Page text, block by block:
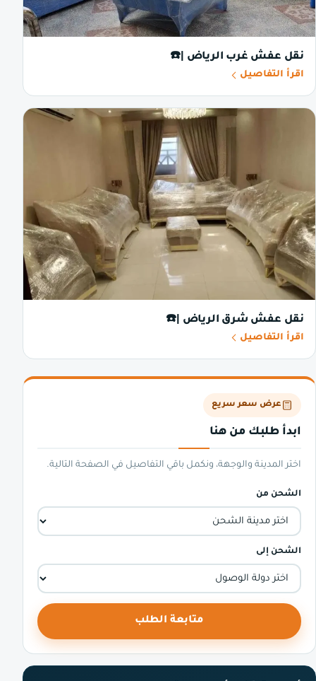
نقل عفش غرب الرياض |☎️
اقرأ التفاصيل
نقل عفش شرق الرياض |☎️
اقرأ التفاصيل
عرض سعر سريع
ابدأ طلبك من هنا
اختر المدينة والوجهة، ونكمل باقي التفاصيل في الصفحة التالية.
الشحن من
الشحن إلى
متابعة الطلب